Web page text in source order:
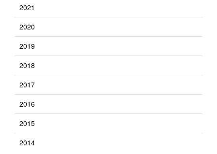
2021
2020
2019
2018
2017
2016
2015
2014